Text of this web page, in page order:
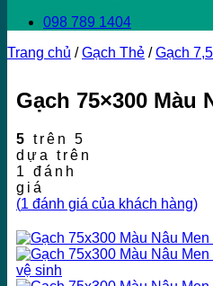
098 789 1404
Trang chủ / Gạch Thẻ / Gạch
Gạch 75×300 Màu
5 trên 5
dựa trên
1
đánh
giá
(1 đánh giá của khách hàng)